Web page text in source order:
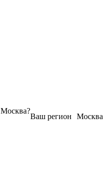
Москва
Ваш регион
Москва?